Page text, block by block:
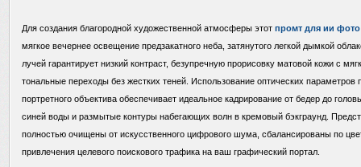
Для создания благородной художественной атмосферы этот промт для ии фото
мягкое вечернее освещение предзакатного неба, затянутого легкой дымкой
лучей гарантирует низкий контраст, безупречную прорисовку матовой кожи с
тональные переходы без жестких теней. Использование оптических
портретного объектива обеспечивает идеальное кадрирование от бедер до
синей воды и размытые контуры набегающих волн в кремовый бэкграунд.
полностью очищены от искусственного цифрового шума, сбалансированы по
привлечения целевого поискового трафика на ваш графический портал.